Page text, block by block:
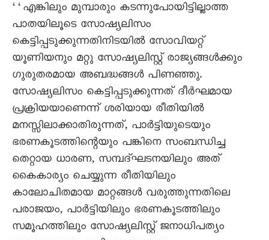
‘‘എങ്കിലും മുമ്പാരും കടന്നുപോയിട്ടില്ലാത്ത
പാതയിലൂടെ സോഷ്യലിസം
കെട്ടിപ്പടുക്കുന്നതിനിടയില്‍ സോവിയറ്റ്
യൂണിയനും മറ്റു സോഷ്യലിസ്റ്റ് രാജ്യങ്ങള്‍ക്കും
ഗുരുതരമായ അബദ്ധങ്ങള്‍ പിണഞ്ഞു.
സോഷ്യലിസം കെട്ടിപ്പടുക്കുന്നത് ദീര്‍ഘമായ
പ്രക്രിയയാണെന്ന് ശരിയായ രീതിയില്‍
മനസ്സിലാക്കാതിരുന്നത്, പാർട്ടിയുടെയും
ഭരണകൂടത്തിന്റെയും പങ്കിനെ സംബന്ധിച്ച
തെറ്റായ ധാരണ, സമ്പദ്ഘടനയിലും അത്
കൈകാര്യം ചെയ്യുന്ന രീതിയിലും
കാലോചിതമായ മാറ്റങ്ങള്‍ വരുത്തുന്നതിലെ
പരാജയം, പാര്‍ട്ടിയിലും ഭരണകൂടത്തിലും
സമൂഹത്തിലും സോഷ്യലിസ്റ്റ് ജനാധിപത്യം